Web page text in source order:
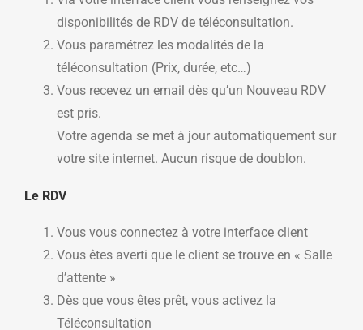
disponibilités de RDV de téléconsultation.
Vous paramétrez les modalités de la
téléconsultation (Prix, durée, etc…)
Vous recevez un email dès qu’un Nouveau RDV
est pris.
Votre agenda se met à jour automatiquement sur
votre site internet. Aucun risque de doublon.
Le RDV
Vous vous connectez à votre interface client
Vous êtes averti que le client se trouve en « Salle
d’attente »
Dès que vous êtes prêt, vous activez la
Téléconsultation